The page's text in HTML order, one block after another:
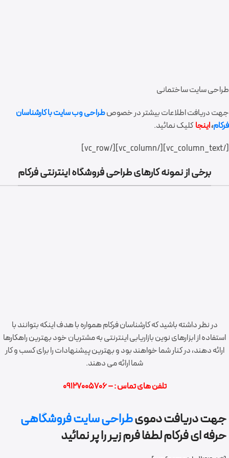
طراحی سایت ساختمانی
جهت دریافت اطلاعات بیشتر در خصوصطراحی وب سایت با کارشناسان
فرکام،اینجا کلیک نمائید.
[/vc_column_text][/vc_column][/vc_row]
برخی از نمونه کارهای طراحی فروشگاه اینترنتی فرکام
طراحی وب سایت و اپلیکیشن موبایل آوین گلد
در نظر داشته باشید که کارشناسان فرکام همواره با هدف اینکه بتوانند با
استفاده از ابزارهای نوین بازاریابی اینترنتی به مشتریان خود بهترین راهکارها
ارائه دهند، در کنار شما خواهند بود و بهترین پیشنهادات را برای کسب و کار
شما ارائه می دهند.
تلفن های تماس : – 09127005706
جهت دریافت دمویطراحی سایت فروشگاهی
حرفه ای فرکام لطفا فرم زیر را پر نمائید